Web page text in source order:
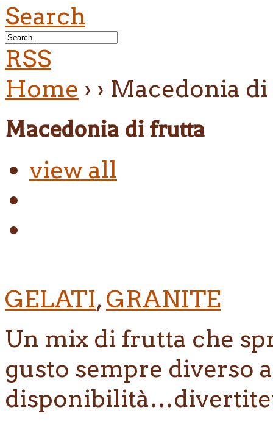
Search
RSS
Home › › Macedonia
Macedonia di frutta
view all
GELATI,GRANITE
Un mix di frutta che
gusto sempre diverso